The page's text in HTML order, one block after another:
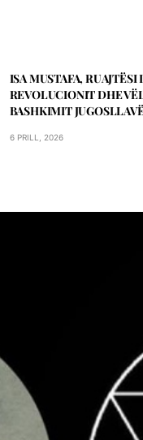
ISA MUSTAFA, RUAJTËSI
REVOLUCIONIT DHE
BASHKIMIT
6 PRILL, 2026